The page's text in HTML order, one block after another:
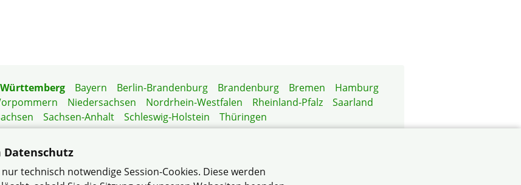
Bayern Berlin-Brandenburg Brandenburg Bremen
Hamburg
Niedersachsen Nordrhein-Westfalen Rheinland-Pfalz
Saarland
Sachsen-Anhalt Schleswig-Holstein
Thüringen
Datenschutz
technisch notwendige Session-Cookies. Diese werden